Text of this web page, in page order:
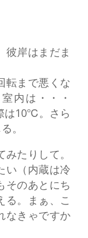
彼岸はまだま
転まで悪くな
内は・・・
は10℃。さら
。
たりして。
い（内蔵は冷
そのあとにち
る。まぁ、こ
なきゃですか